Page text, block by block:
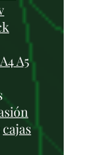
A5
cajas